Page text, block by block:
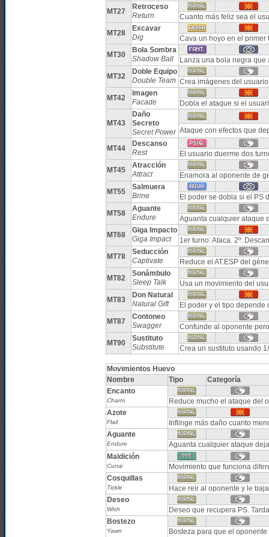
MT27
Retroceso
Return
Cuanto más feliz sea el
MT28
Excavar
Dig
Cava un hoyo en el primer
MT30
Bola Sombra
Shadow Ball
Lanza una bola negra que
MT32
Doble Equipo
Double Team Crea imágenes del
MT42
Imagen
Facade
Dobla el ataque si el
MT43
Daño
Secreto
Secret Power Ataque con efectos que
MT44
Descanso
Rest
El usuario duerme dos
MT45
Atracción
Attract
Enamora al oponente de
MT55
Salmuera
Brine
El poder se dobla si el PS
MT58
Aguante
Endure
Aguanta cualquier ataque
MT68
Giga Impacto
Giga Impact
1er turno: Ataca. 2º:
MT78
Seducción
Captivate
Reduce el AT.ESP del
MT82
Sonámbulo
Sleep Talk
Usa un movimiento del
MT83
Don Natural
Natural Gift
El poder y el tipo depende
MT87
Contoneo
Swagger
Confunde al oponente
MT90
Sustituto
Substitute
Crea un sustituto usando
Movimientos Huevo
Nombre
Tipo
Categoría
Encanto
Charm
Reduce mucho el ataque del
Azote
Flail
Inflinge más daño cuanto
Aguante
Endure
Aguanta cualquier ataque
Maldición
Curse
Movimiento que funciona
Cosquillas
Tickle
Hace reír al oponente y le
Deseo
Wish
Deseo que recupera PS.
Bostezo
Yawn
Bosteza para que el